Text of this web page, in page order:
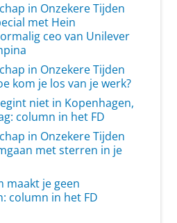
in Onzekere Tijden
met Hein
ceo van Unilever
in Onzekere Tijden
kom je los van je werk?
niet in Kopenhagen,
column in het FD
in Onzekere Tijden
met sterren in je
maakt je geen
column in het FD